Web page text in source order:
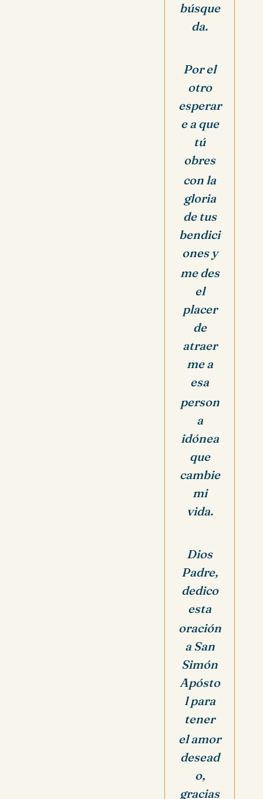
búsque
da.
Por el
otro
esperar
e a que
tú
obres
con la
gloria
de tus
bendici
ones y
me des
el
placer
de
atraer
me a
esa
person
a
idónea
que
cambie
mi
vida.
Dios
Padre,
dedico
esta
oración
a San
Simón
Apósto
l para
tener
el amor
desead
o,
gracias